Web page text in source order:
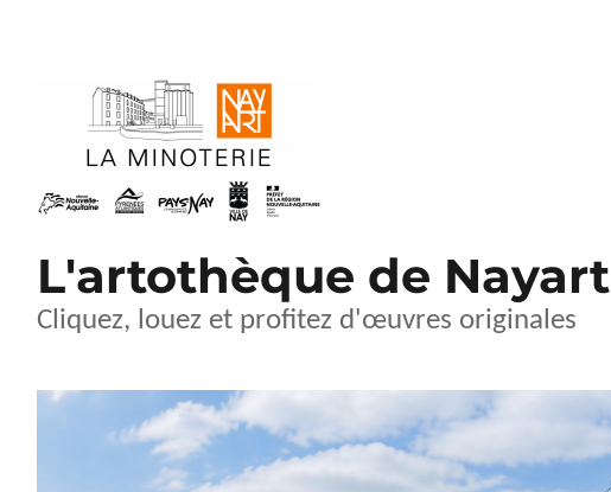
L'artothèque de Nayart
Cliquez, louez et profitez d'œuvres originales